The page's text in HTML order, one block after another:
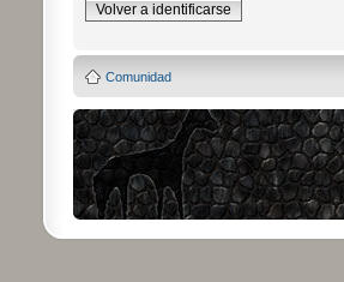
Volver a identificarse
Comunidad